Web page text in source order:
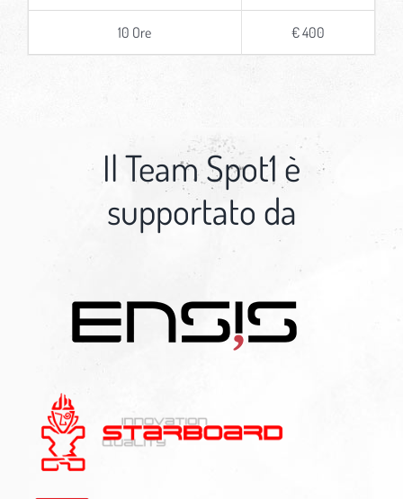
10 Ore € 400
Il Team Spot1 è
supportato da